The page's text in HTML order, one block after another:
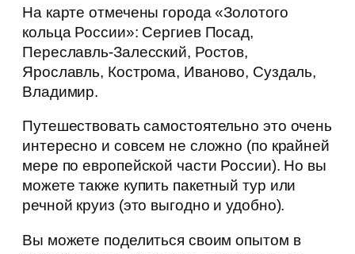
На карте отмечены города «Золотого
кольца России»: Сергиев Посад,
Переславль-Залесский, Ростов,
Ярославль, Кострома, Иваново, Суздаль,
Владимир.
Путешествовать самостоятельно это очень
интересно и совсем не сложно (по крайней
мере по европейской части России). Но вы
можете также купить пакетный тур или
речной круиз (это выгодно и удобно).
Вы можете поделиться своим опытом в